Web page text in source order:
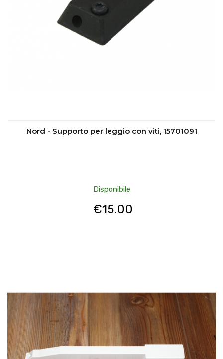
Nord - Supporto per leggio con viti, 15701091
Disponibile
€15.00